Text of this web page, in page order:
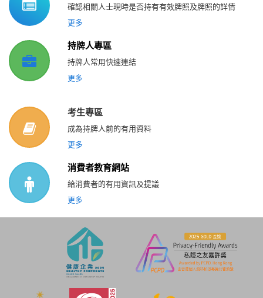
確認相關人士現時是否持有有效牌照及牌照的詳情
更多
持牌人專區
持牌人常用快速連結
更多
考生專區
成為持牌人前的有用資料
更多
消費者教育網站
給消費者的有用資訊及提議
更多